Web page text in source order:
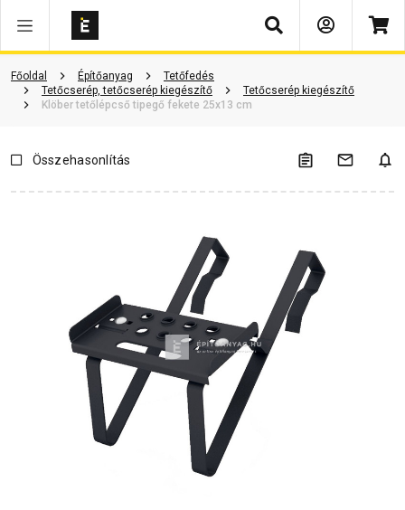
Keresés
Főoldal Építőanyag
Tetőfedés
Tetőcserép, tetőcserép kiegészítő
Tetőcserép kiegészítő
Klöber tetőlépcső tipegő fekete 25x13 cm
Vásárlói vélemények Kérdések és válaszok Kapcsolódó cikkek
Összehasonlítás